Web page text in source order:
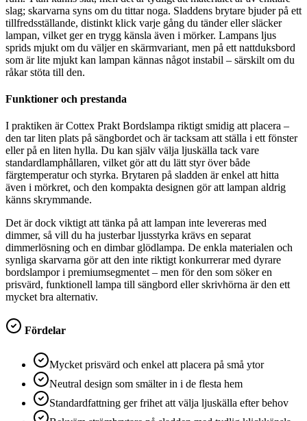
slag; skarvarna syns om du tittar noga. Sladdens brytare bjuder på ett
tillfredsställande, distinkt klick varje gång du tänder eller släcker
lampan, vilket ger en trygg känsla även i mörker. Lampans ljus
sprids mjukt om du väljer en skärmvariant, men på ett nattduksbord
som är lite mjukt kan lampan kännas något instabil – särskilt om du
råkar stöta till den.
Funktioner och prestanda
I praktiken är Cottex Prakt Bordslampa riktigt smidig att placera –
den tar liten plats på sängbordet och är tacksam att ställa i ett fönster
eller på en liten hylla. Du kan själv välja ljuskälla tack vare
standardlamphållaren, vilket gör att du lätt styr över både
färgtemperatur och styrka. Brytaren på sladden är enkel att hitta
även i mörkret, och den kompakta designen gör att lampan aldrig
känns skrymmande.
Det är dock viktigt att tänka på att lampan inte levereras med
dimmer, så vill du ha justerbar ljusstyrka krävs en separat
dimmerlösning och en dimbar glödlampa. De enkla materialen och
synliga skarvarna gör att den inte riktigt konkurrerar med dyrare
bordslampor i premiumsegmentet – men för den som söker en
prisvärd, funktionell lampa till sängbord eller skrivhörna är den ett
mycket bra alternativ.
Fördelar
Mycket prisvärd och enkel att placera på små ytor
Neutral design som smälter in i de flesta hem
Standardfattning ger frihet att välja ljuskälla efter behov